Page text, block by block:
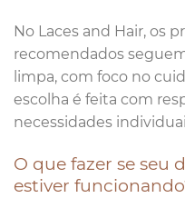
No Laces and Hair, os
recomendados
limpa, com foco no
escolha é feita com
necessidades
O que fazer se seu
estiver